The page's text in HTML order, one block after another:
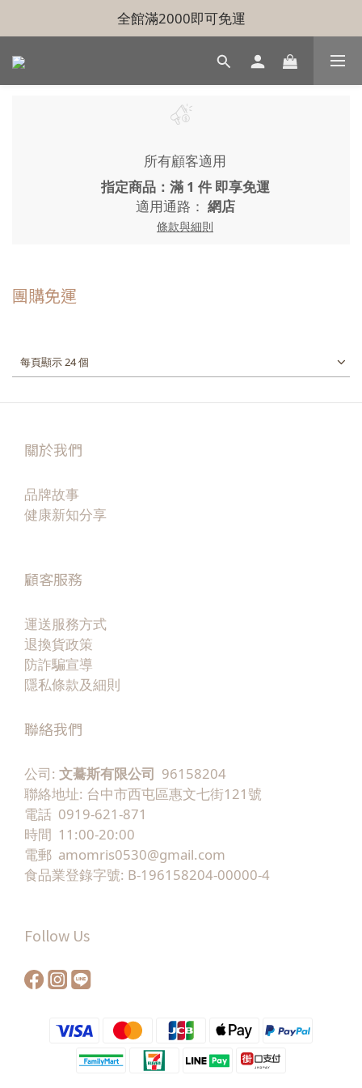
全館滿2000即可免運
所有顧客適用
指定商品：滿 1 件 即享免運
適用通路： 網店
條款與細則
團購免運
每頁顯示 24 個
關於我們
品牌故事
健康新知分享
顧客服務
運送服務方式
退換貨政策
防詐騙宣導
隱私條款及細則
聯絡我們
公司: 文驀斯有限公司 96158204
聯絡地址: 台中市西屯區惠文七街121號
電話 0919-621-871
時間 11:00-20:00
電郵 amomris0530@gmail.com
食品業登錄字號: B-196158204-00000-4
Follow Us